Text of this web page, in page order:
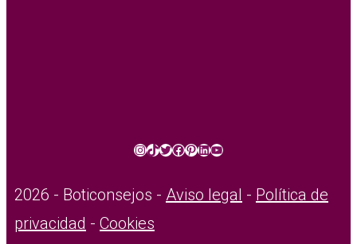
Instagram
TikTok
Twitter
Facebook
Pinterest
LinkedIn
YouTube
2026 - Boticonsejos - Aviso legal - Política de
privacidad - Cookies